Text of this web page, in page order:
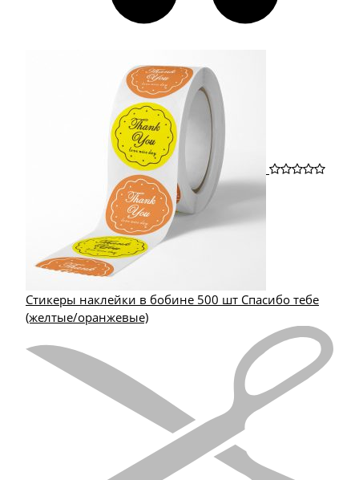
Стикеры наклейки в бобине 500 шт Спасибо тебе
(желтые/оранжевые)